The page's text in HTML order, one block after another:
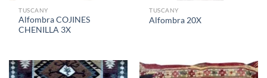
TUSCANY
Alfombra COJINES
CHENILLA 3X
TUSCANY
Alfombra 20X